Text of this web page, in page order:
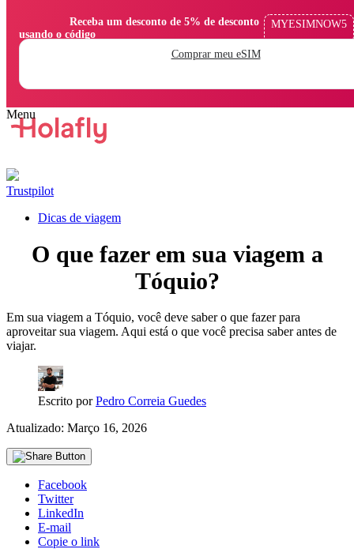
usando o código
MYESIMNOW5
Comprar meu eSIM
Trustpilot
Dicas de viagem
O que fazer em sua viagem a
Tóquio?
Em sua viagem a Tóquio, você deve saber o que fazer para
aproveitar sua viagem. Aqui está o que você precisa saber antes de
viajar.
Escrito porPedro Correia Guedes
Atualizado: Março 16, 2026
Facebook
Twitter
LinkedIn
E-mail
Copie o link